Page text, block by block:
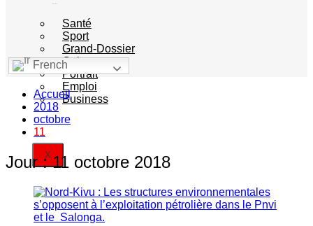
Santé
Sport
Grand-Dossier
Culture
Portrait
Emploi
Business
X
French
Accueil
2018
octobre
11
Jour :11 octobre 2018